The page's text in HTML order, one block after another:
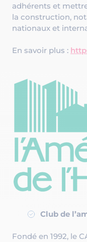
adhérents et
la construction,
nationaux et
En savoir plus :
Club de
Fondé en 1992, le